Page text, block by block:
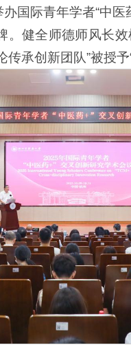
国际青年学者“中医
健全师德师风长
承创新团队”被授予